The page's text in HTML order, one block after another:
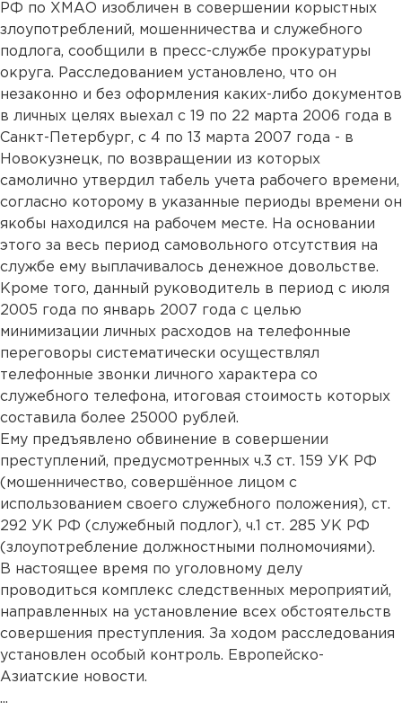
РФ по ХМАО изобличен в совершении корыстных
злоупотреблений, мошенничества и служебного
подлога, сообщили в пресс-службе прокуратуры
округа. Расследованием установлено, что он
незаконно и без оформления каких-либо документов
в личных целях выехал с 19 по 22 марта 2006 года в
Санкт-Петербург, с 4 по 13 марта 2007 года - в
Новокузнецк, по возвращении из которых
самолично утвердил табель учета рабочего времени,
согласно которому в указанные периоды времени он
якобы находился на рабочем месте. На основании
этого за весь период самовольного отсутствия на
службе ему выплачивалось денежное довольстве.
Кроме того, данный руководитель в период с июля
2005 года по январь 2007 года с целью
минимизации личных расходов на телефонные
переговоры систематически осуществлял
телефонные звонки личного характера со
служебного телефона, итоговая стоимость которых
составила более 25000 рублей.
Ему предъявлено обвинение в совершении
преступлений, предусмотренных ч.3 ст. 159 УК РФ
(мошенничество, совершённое лицом с
использованием своего служебного положения), ст.
292 УК РФ (служебный подлог), ч.1 ст. 285 УК РФ
(злоупотребление должностными полномочиями).
В настоящее время по уголовному делу
проводиться комплекс следственных мероприятий,
направленных на установление всех обстоятельств
совершения преступления. За ходом расследования
установлен особый контроль. Европейско-
Азиатские новости.
...